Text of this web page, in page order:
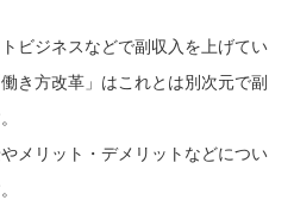
ビジネスなどで副収入を上げてい
き方改革」はこれとは別次元で副
メリット・デメリットなどについ